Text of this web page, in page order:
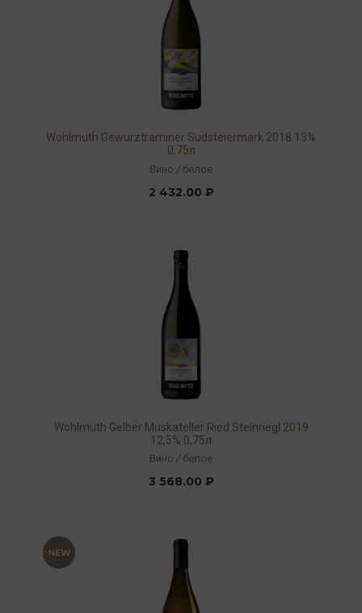
Wohlmuth Gewurztraminer Südsteiermark 2018 13%
0,75л
Вино / белое
2 432.00 ₽
Wohlmuth Gelber Muskateller Ried Steinriegl 2019
12,5% 0,75л
Вино / белое
3 568.00 ₽